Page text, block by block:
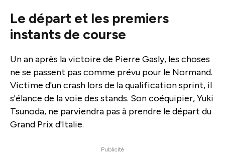
Le départ et les premiers
instants de course
Un an après la victoire de Pierre Gasly, les choses
ne se passent pas comme prévu pour le Normand.
Victime d'un crash lors de la qualification sprint, il
s'élance de la voie des stands. Son coéquipier, Yuki
Tsunoda, ne parviendra pas à prendre le départ du
Grand Prix d'Italie.
Publicité